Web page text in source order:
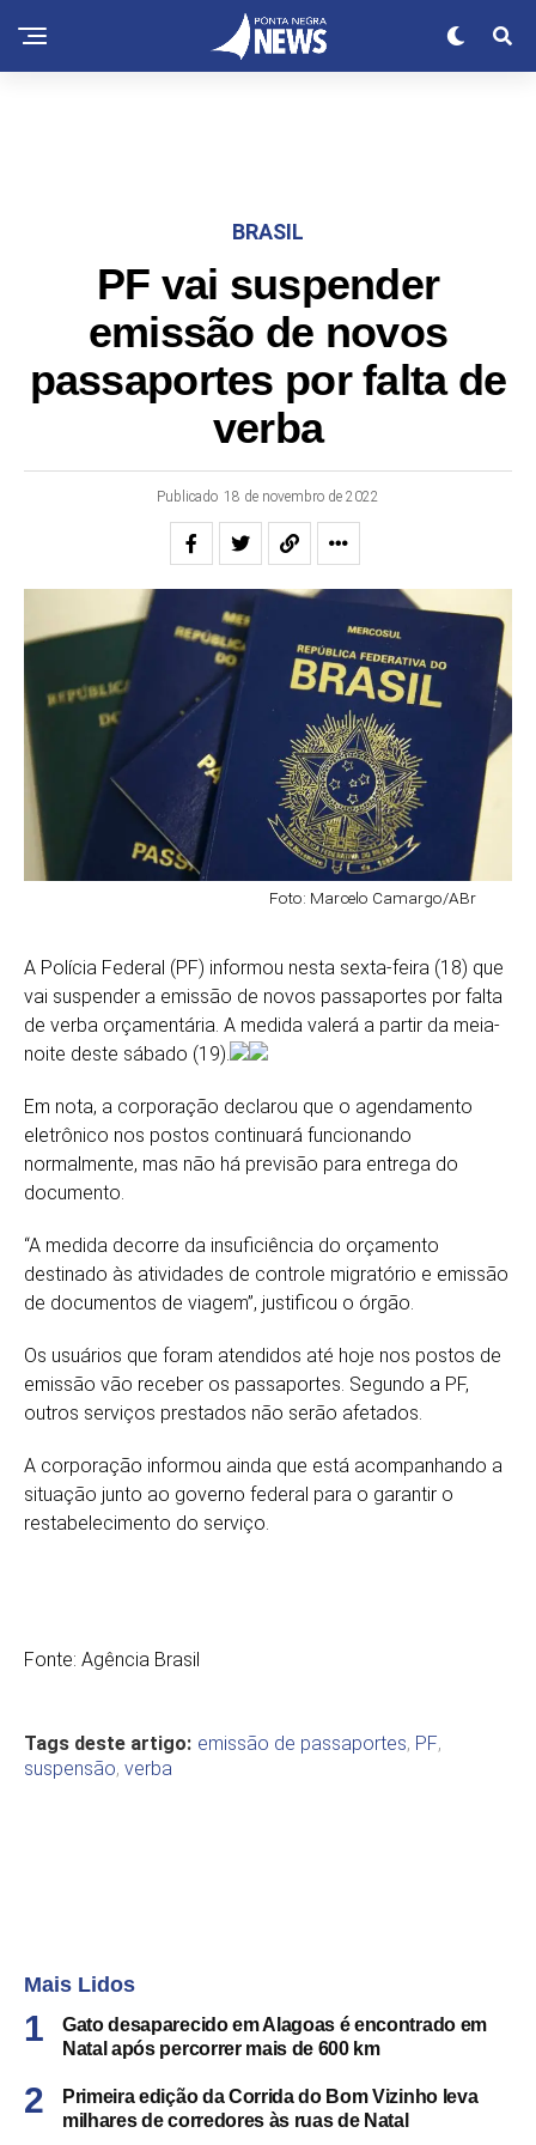
BRASIL
PF vai suspender
emissão de novos
passaportes por falta de
verba
Publicado 18 de novembro de 2022
Foto: Marcelo Camargo/ABr
A Polícia Federal (PF) informou nesta sexta-feira (18) que
vai suspender a emissão de novos passaportes por falta
de verba orçamentária. A medida valerá a partir da meia-
noite deste sábado (19).
Em nota, a corporação declarou que o agendamento
eletrônico nos postos continuará funcionando
normalmente, mas não há previsão para entrega do
documento.
“A medida decorre da insuficiência do orçamento
destinado às atividades de controle migratório e emissão
de documentos de viagem”, justificou o órgão.
Os usuários que foram atendidos até hoje nos postos de
emissão vão receber os passaportes. Segundo a PF,
outros serviços prestados não serão afetados.
A corporação informou ainda que está acompanhando a
situação junto ao governo federal para o garantir o
restabelecimento do serviço.
Fonte: Agência Brasil
Tags deste artigo: emissão de passaportes, PF,
suspensão, verba
Mais Lidos
Gato desaparecido em Alagoas é encontrado em
Natal após percorrer mais de 600 km
Primeira edição da Corrida do Bom Vizinho leva
milhares de corredores às ruas de Natal